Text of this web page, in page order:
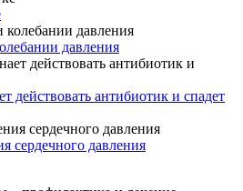
давления
действовать антибиотик и спадет
сердечного давления